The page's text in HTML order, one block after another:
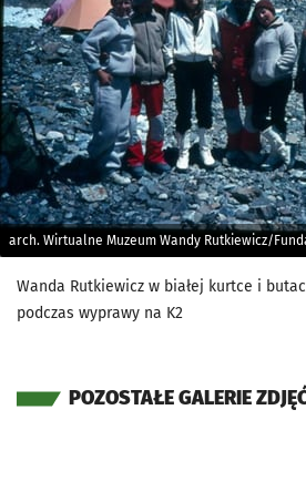
arch. Wirtualne Muzeum Wandy Rutkiewicz/
Wanda Rutkiewicz w białej kurtce i
podczas wyprawy na K2
POZOSTAŁE GALERIE